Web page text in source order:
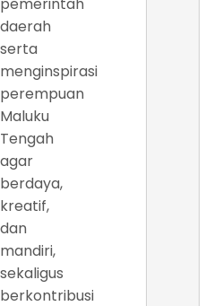
daerah
serta
menginspirasi
perempuan
Maluku
Tengah
agar
berdaya,
kreatif,
dan
mandiri,
sekaligus
berkontribusi